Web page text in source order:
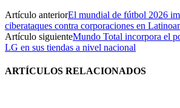
Artículo anteriorEl mundial de fútbol 2026
ciberataques contra corporaciones en
Artículo siguienteMundo Total incorpora el
LG en sus tiendas a nivel nacional
ARTÍCULOS RELACIONADOS